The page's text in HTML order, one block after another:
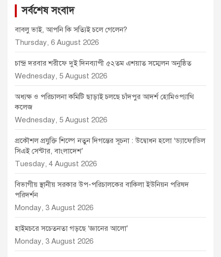
সর্বশেষ সংবাদ
বাবলু ভাই, আপনি কি সত্যিই চলে গেলেন?
Thursday, 6 August 2026
চান্দ্র দরবার শরীফে দুই দিনব্যাপী ৫২তম এশয়াত সম্মেলন অনুষ্ঠিত
Wednesday, 5 August 2026
অধ্যক্ষ ও পরিচালনা কমিটি ছাড়াই চলছে চাঁদপুর আদর্শ হোমিওপ্যাথি
কলেজ
Wednesday, 5 August 2026
প্রকৌশল প্রযুক্তি শিল্পে নতুন দিগন্তের সূচনা : উদ্বোধন হলো ‘ড্যাফোডিল
সিএই সেন্টার, বাংলাদেশ’
Tuesday, 4 August 2026
বিভাগীয় স্থানীয় সরকার উপ-পরিচালকের বাকিলা ইউনিয়ন পরিষদ
পরিদর্শন
Monday, 3 August 2026
হাইমচরে সচেতনতা গড়ছে ‘জ্ঞানের আলো’
Monday, 3 August 2026